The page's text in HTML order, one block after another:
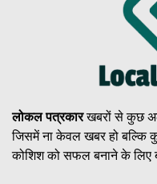
लोकल पत्रकारखबरों से कुछ
जिसमें ना केवल खबर हो बल्कि
कोशिश को सफल बनाने के लिए